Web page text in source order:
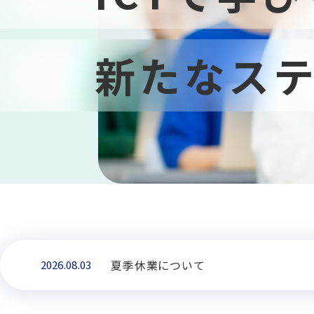
新たなス
2026.08.03 夏季休業について